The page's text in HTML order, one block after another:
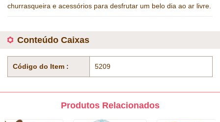
churrasqueira e acessórios para desfrutar um belo dia ao ar livre.
Conteúdo Caixas
Código do Item : 5209
Produtos Relacionados